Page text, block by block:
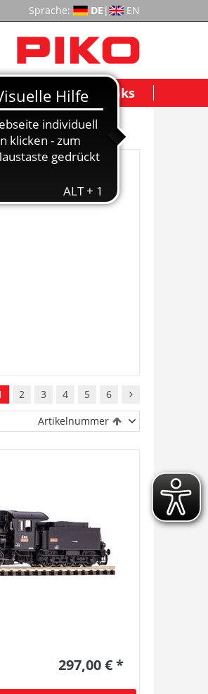
Sprache: DE | EN
Wichtige Links
2 3 4 5
6
Artikelnummer
297,00 € *